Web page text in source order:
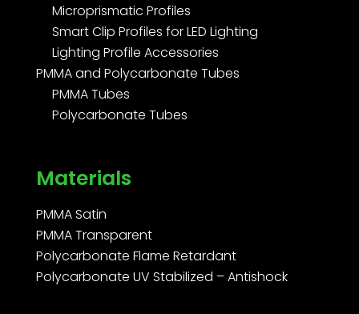
Microprismatic Profiles
Smart Clip Profiles for LED Lighting
Lighting Profile Accessories
PMMA and Polycarbonate Tubes
PMMA Tubes
Polycarbonate Tubes
Materials
PMMA Satin
PMMA Transparent
Polycarbonate Flame Retardant
Polycarbonate UV Stabilized – Antishock